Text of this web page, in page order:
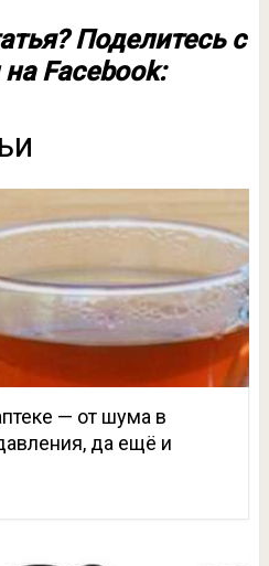
Поделитесь с
Facebook:
— от шума в
да ещё и